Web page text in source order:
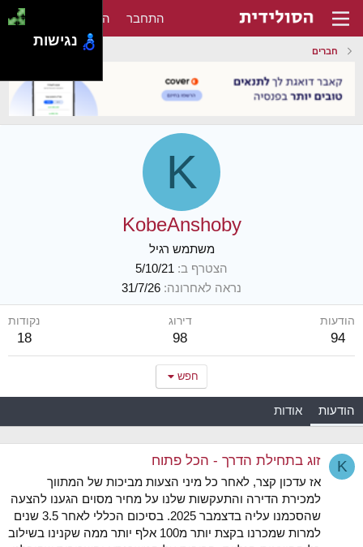
התחבר הירשם
חברים
K
KobeAnshoby
משתמש רגיל
הצטרף ב 5/10/21
נראה לאחרונה 31/7/26
הודעות
94
דירוג
98
נקודות
18
חפש
הודעות אודות
K זוג בתחילת הדרך - הכל פתוח
אז עדכון קצר, לאחר כל מיני הצעות מביכות של המתווך
למכירת הדירה והתעקשות שלנו על מחיר מסוים הגענו להצעה
שהסכמנו עליה בדצמבר 2025. בסיכום הכללי לאחר 3.5 שנים
למרות שמכרנו בקצת יותר מ100 אלף יותר ממה שקנינו בשילוב
נגישות